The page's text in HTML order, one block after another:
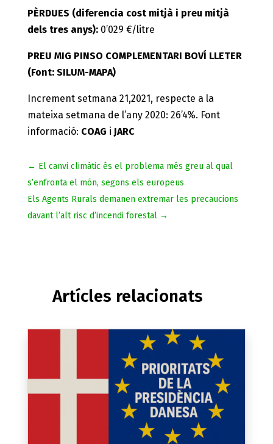
PÈRDUES (diferencia cost mitjà i preu mitjà
dels tres anys): 0’029 €/litre
PREU MIG PINSO COMPLEMENTARI BOVÍ LLETER
(Font: SILUM-MAPA)
Increment setmana 21,2021, respecte a la
mateixa setmana de l’any 2020: 26’4%. Font
informació: COAG i JARC
← El canvi climàtic és el problema més greu al qual
s’enfronta el món, segons els europeus
Els Agents Rurals demanen extremar les precaucions
davant l’alt risc d’incendi forestal→
Artícles relacionats